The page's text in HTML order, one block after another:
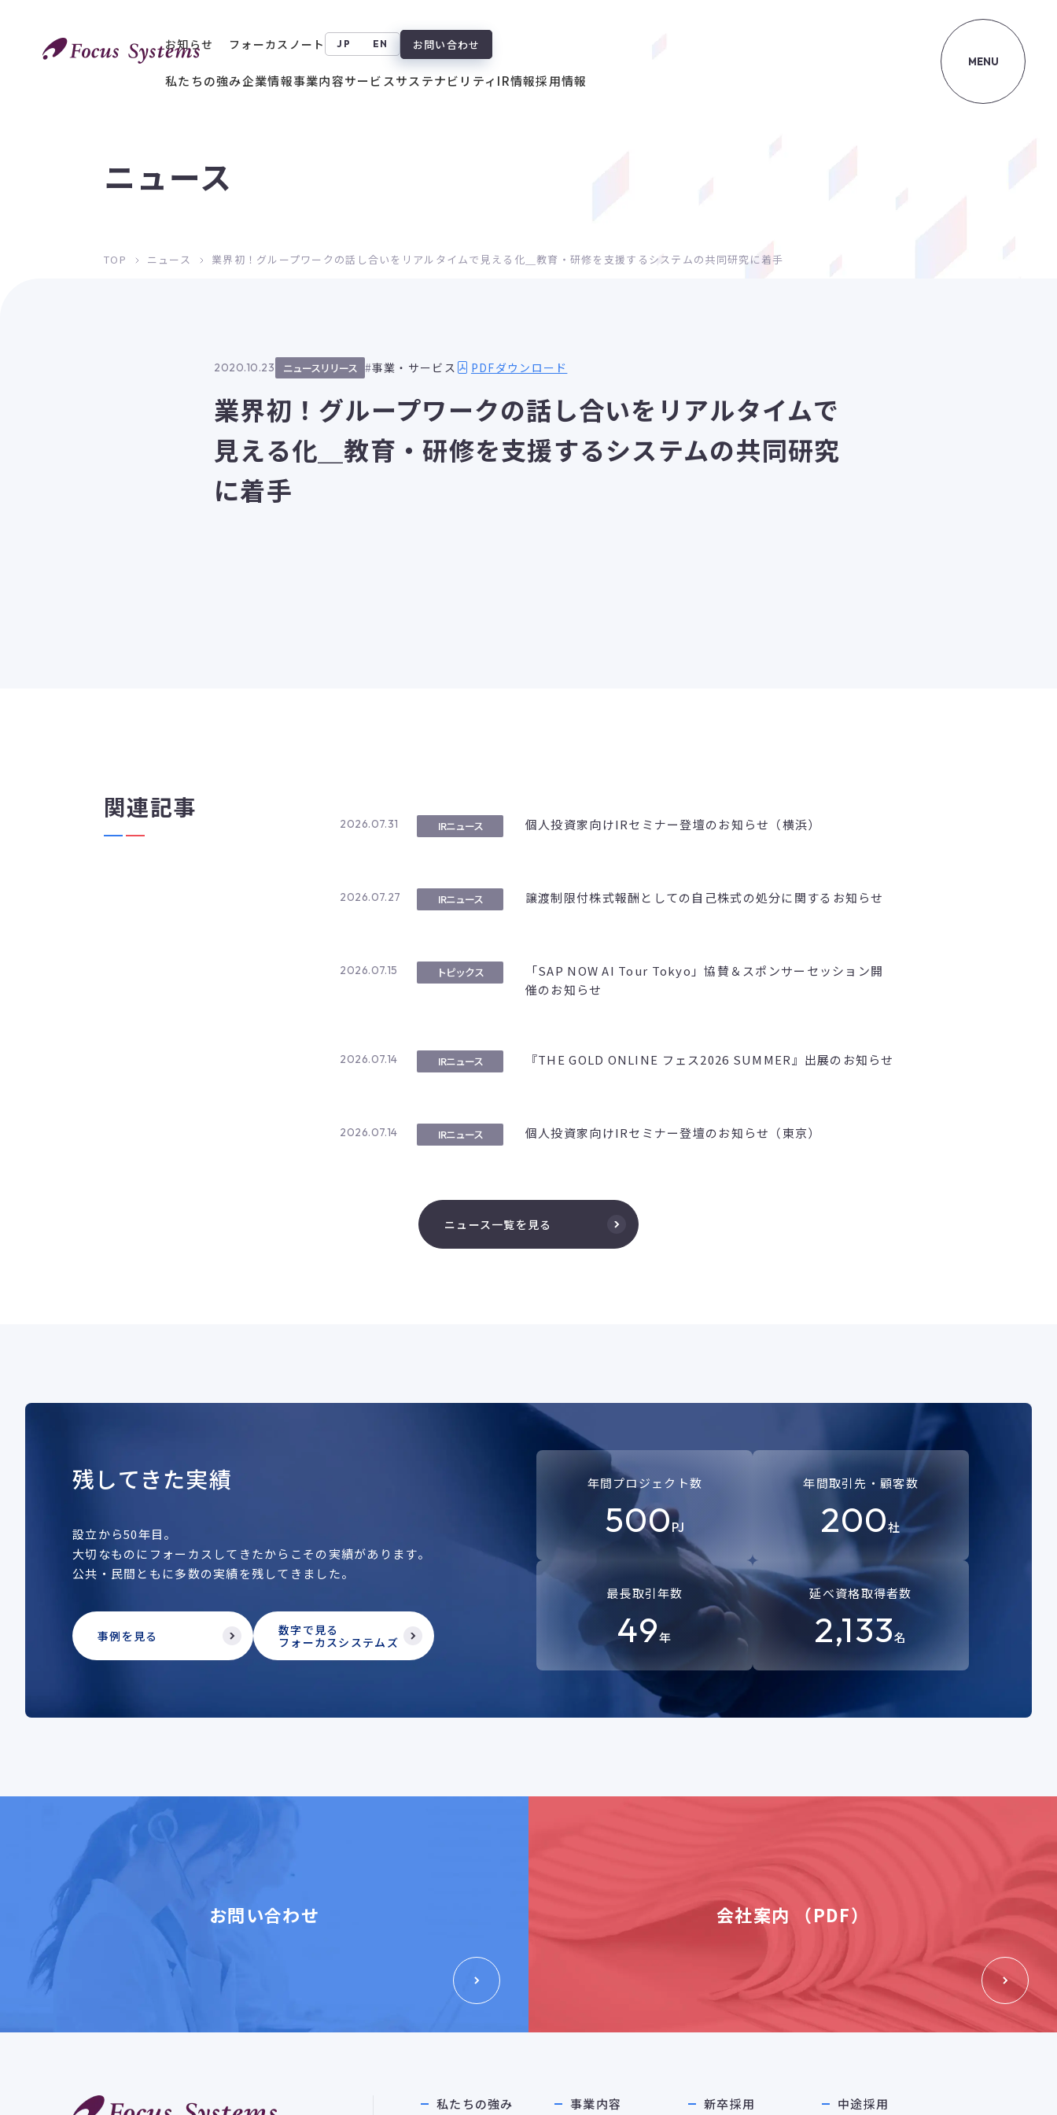
お知らせ フォーカスノート JP EN お問い合わせ
私たちの強み企業情報事業内容サービスサステナビリティ IR情報採用情報
MENU
ニュース
TOP ニュース 業界初！グループワークの話し合いをリアルタイムで見える化＿教育・研修を支援するシステムの共同研究に着手
2020.10.23 ニュースリリース 事業・サービス PDFダウンロード
業界初！グループワークの話し合いをリアルタイムで
見える化＿教育・研修を支援するシステムの共同研究
に着手
関連記事
2026.07.31 IRニュース 個人投資家向けIRセミナー登壇のお知らせ（横浜）
2026.07.27 IRニュース 譲渡制限付株式報酬としての自己株式の処分に関するお知らせ
2026.07.15 トピックス
「SAP NOW AI Tour Tokyo」協賛＆スポンサーセッション開
催のお知らせ
2026.07.14 IRニュース 『THE GOLD ONLINE フェス2026 SUMMER』出展のお知らせ
2026.07.14 IRニュース 個人投資家向けIRセミナー登壇のお知らせ（東京）
ニュース一覧を見る
残してきた実績
設立から50年目。
大切なものにフォーカスしてきたからこその実績があります。
公共・民間ともに多数の実績を残してきました。
事例を見る
数字で見る
フォーカスシステムズ
年間プロジェクト数
500PJ
年間取引先・顧客数
200社
最長取引年数
49年
延べ資格取得者数
2,133名
お問い合わせ 会社案内 （PDF）
私たちの強み 事業内容 新卒採用 中途採用